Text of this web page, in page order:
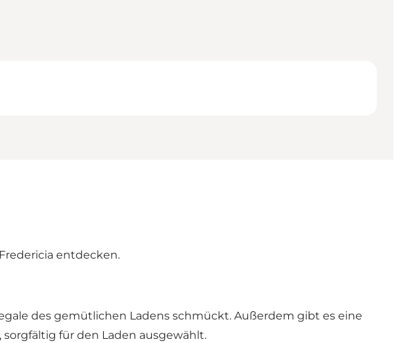
entdecken.
des gemütlichen Ladens schmückt. Außerdem gibt es eine
für den Laden ausgewählt.